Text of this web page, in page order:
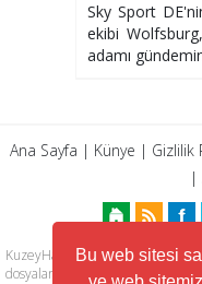
Bu web sitesi
Sky Sport
ekibi
adamı
Ana Sayfa | Künye | Gizlilik
|
KuzeyHaber.com sitesinde
dosyaları, animasyonlar,